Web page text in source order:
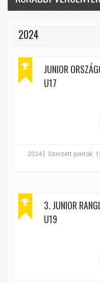
2024
JUNIOR
U17
2024 Szerzett pontok:
3. JUNIOR
U19